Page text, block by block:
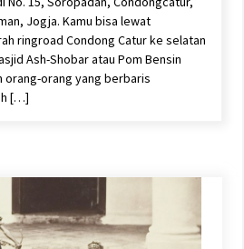
Jogja. Kamu bisa lewat
ringroad Condong Catur ke selatan
Ash-Shobar atau Pom Bensin
orang-orang yang berbaris
[…]